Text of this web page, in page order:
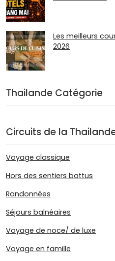
Les meilleurs
2026
Thailande Catégorie
Circuits de la
Voyage classique
Hors des sentiers battus
Randonnées
Séjours balnéaires
Voyage de noce/ de luxe
Voyage en famille